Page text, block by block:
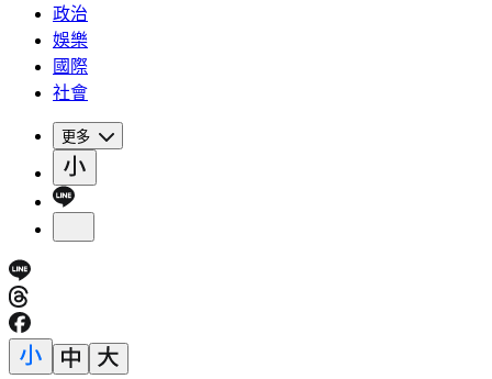
政治
娛樂
國際
社會
更多